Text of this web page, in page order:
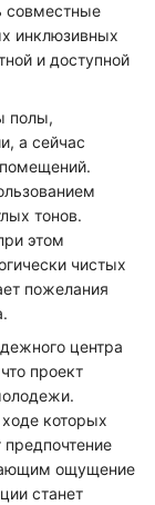
совместные
инклюзивных
и доступной
полы,
а сейчас
тонов.
этом
чистых
пожелания
центра
проект
которых
ощущение
станет